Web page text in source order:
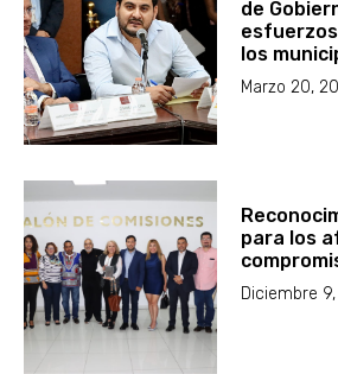
de
los
Marzo 20,
para los
Diciembre